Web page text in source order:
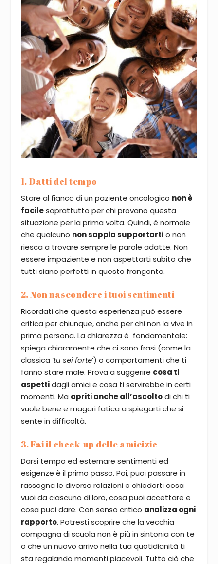
1. Datti del tempo
Stare al fianco di un paziente oncologico non è
facilesoprattutto per chi provano questa
situazione per la prima volta. Quindi, è normale
che qualcuno non sappia supportartio non
riesca a trovare sempre le parole adatte. Non
essere impaziente e non aspettarti subito che
tutti siano perfetti in questo frangente.
2. Non nascondere i tuoi sentimenti
Ricordati che questa esperienza può essere
critica per chiunque, anche per chi non la vive in
prima persona. La chiarezza è fondamentale:
spiega chiaramente che ci sono frasi (come la
classica ‘tu sei forte’) o comportamenti che ti
fanno stare male. Prova a suggerire cosa ti
aspettidagli amici e cosa ti servirebbe in certi
momenti. Ma apriti anche all’ascoltodi chi ti
vuole bene e magari fatica a spiegarti che si
sente in difficoltà.
3. Fai il check-up delle amicizie
Darsi tempo ed esternare sentimenti ed
esigenze è il primo passo. Poi, puoi passare in
rassegna le diverse relazioni e chiederti cosa
vuoi da ciascuno di loro, cosa puoi accettare e
cosa puoi dare. Con senso critico analizza ogni
rapporto. Potresti scoprire che la vecchia
compagna di scuola non è più in sintonia con te
o che un nuovo arrivo nella tua quotidianità ti
sta regalando momenti piacevoli. Tutto ciò che